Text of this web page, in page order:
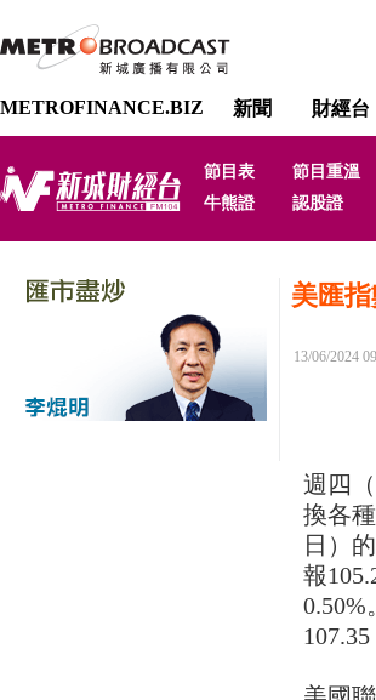
METROFINANCE.BIZ 新聞 財經台
節目表 節目重溫
牛熊證
認股證
美匯
13/06/2024
週四
換各
日）
報
0.50%